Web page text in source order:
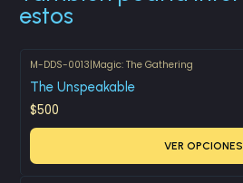
estos
M-DDS-0013|Magic: The Gathering
The Unspeakable
$500
VER OPCIONES